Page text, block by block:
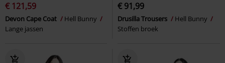
€ 121,59
Devon Cape Coat
Hell Bunny
Lange jassen
€ 91,99
Drusilla Trousers
Hell Bunny
Stoffen broek